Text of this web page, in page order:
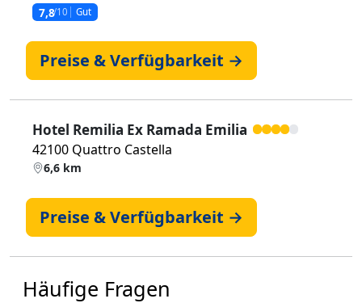
7,8/10 Gut
Preise & Verfügbarkeit →
Hotel Remilia Ex Ramada Emilia
42100 Quattro Castella
6,6 km
Preise & Verfügbarkeit →
Häufige Fragen